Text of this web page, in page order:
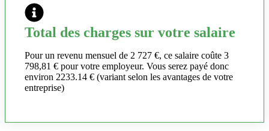
Total des charges sur votre salaire
Pour un revenu mensuel de 2 727 €, ce salaire coûte 3
798,81 € pour votre employeur. Vous serez payé donc
environ 2233.14 € (variant selon les avantages de votre
entreprise)